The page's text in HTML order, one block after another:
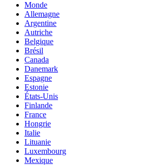
Monde
Allemagne
Argentine
Autriche
Belgique
Brésil
Canada
Danemark
Espagne
Estonie
États-Unis
Finlande
France
Hongrie
Italie
Lituanie
Luxembourg
Mexique